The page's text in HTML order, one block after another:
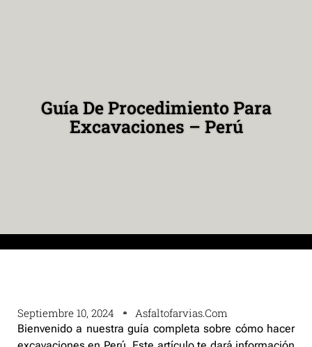
Guía De Procedimiento Para
Excavaciones – Perú
Septiembre 10, 2024 Asfaltofarvias.com
Bienvenido a nuestra guía completa sobre cómo hacer